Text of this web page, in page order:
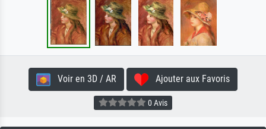
Voir en 3D / AR Ajouter aux Favoris
0 Avis